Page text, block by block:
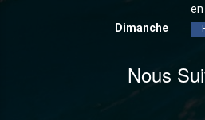
Dimanche
Nous